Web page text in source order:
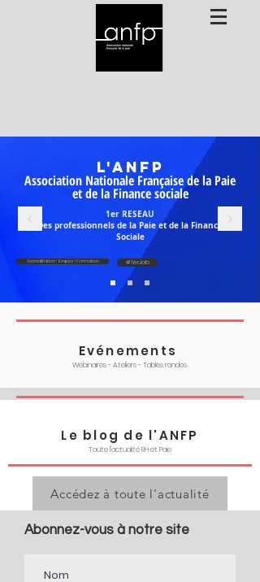
L'ANFP
Association Nationale Française de la Paie
et de la Finance sociale
1er RESEAU
Des professionnels de la Paie et de la Finance
Sociale
Accréditation - Emploi - Formation #1erJob
Evénements
Webinaires - Ateliers - Tables rondes
Le blog de l'ANFP
Toute l'actualité RH et Paie
Accédez à toute l'actualité
Abonnez-vous à notre site